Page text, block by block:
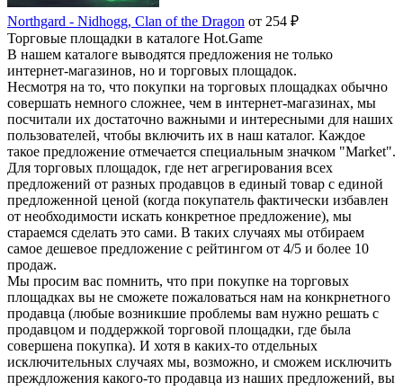
Northgard - Nidhogg, Clan of the Dragon от 254 ₽
Торговые площадки в каталоге Hot.Game
В нашем каталоге выводятся предложения не только
интернет-магазинов, но и торговых площадок.
Несмотря на то, что покупки на торговых площадках обычно
совершать немного сложнее, чем в интернет-магазинах, мы
посчитали их достаточно важными и интересными для наших
пользователей, чтобы включить их в наш каталог. Каждое
такое предложение отмечается специальным значком "Market".
Для торговых площадок, где нет агрегирования всех
предложений от разных продавцов в единый товар с единой
предложенной ценой (когда покупатель фактически избавлен
от необходимости искать конкретное предложение), мы
стараемся сделать это сами. В таких случаях мы отбираем
самое дешевое предложение с рейтингом от 4/5 и более 10
продаж.
Мы просим вас помнить, что при покупке на торговых
площадках вы не сможете пожаловаться нам на конкрнетного
продавца (любые возникшие проблемы вам нужно решать с
продавцом и поддержкой торговой площадки, где была
совершена покупка). И хотя в каких-то отдельных
исключительных случаях мы, возможно, и сможем исключить
преждложения какого-то продавца из наших предложений, вы